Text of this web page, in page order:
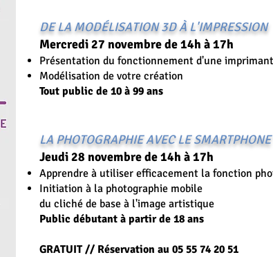
DE LA MODÉLISATION 3D À L'IMPRESSION
Mercredi27 novembre de 14h à 17h
Présentation du fonctionnement d'une
Modélisation de votre création
Tout public de 10 à 99 ans
LA PHOTOGRAPHIE AVEC LE SMARTPHONE
Jeudi28 novembre de 14h à 17h
Apprendre à utiliser efficacement la fonction
Initiation à la photographie mobile
du cliché de base à l'image artistique
Public débutant à partir de 18 ans
GRATUIT // Réservation au 05 55 74 20 51